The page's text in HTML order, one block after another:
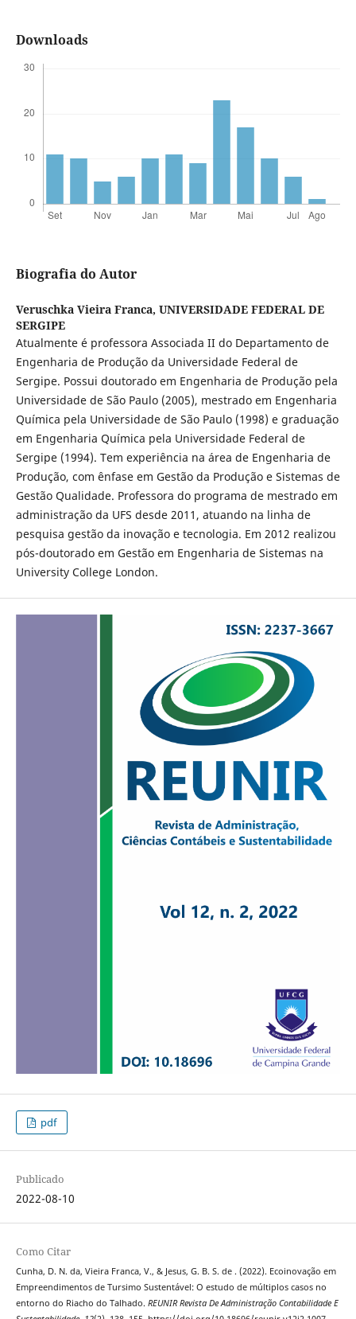
Downloads
Biografia do Autor
Veruschka Vieira Franca, UNIVERSIDADE FEDERAL DE
SERGIPE
Atualmente é professora Associada II do Departamento de
Engenharia de Produção da Universidade Federal de
Sergipe. Possui doutorado em Engenharia de Produção pela
Universidade de São Paulo (2005), mestrado em Engenharia
Química pela Universidade de São Paulo (1998) e graduação
em Engenharia Química pela Universidade Federal de
Sergipe (1994). Tem experiência na área de Engenharia de
Produção, com ênfase em Gestão da Produção e Sistemas de
Gestão Qualidade. Professora do programa de mestrado em
administração da UFS desde 2011, atuando na linha de
pesquisa gestão da inovação e tecnologia. Em 2012 realizou
pós-doutorado em Gestão em Engenharia de Sistemas na
University College London.
pdf
Publicado
2022-08-10
Como Citar
Cunha, D. N. da, Vieira Franca, V., & Jesus, G. B. S. de . (2022). Ecoinovação em
Empreendimentos de Tursimo Sustentável: O estudo de múltiplos casos no
entorno do Riacho do Talhado. REUNIR Revista De Administração Contabilidade E